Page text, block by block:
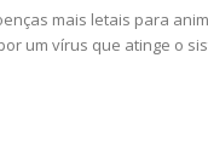
mais letais para
um vírus que atinge o